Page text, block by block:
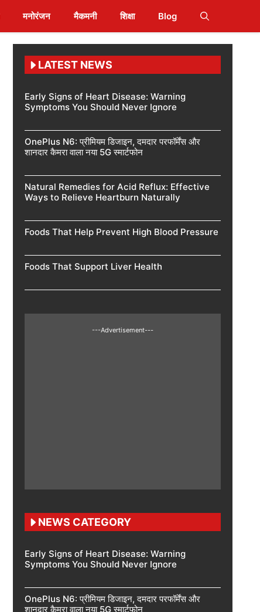
मनोरंजन मैकमनी शिक्षा Blog
LATEST NEWS
Early Signs of Heart Disease: Warning
Symptoms You Should Never Ignore
OnePlus N6: प्रीमियम डिजाइन, दमदार परफॉर्मेंस और
शानदार कैमरा वाला नया 5G स्मार्टफोन
Natural Remedies for Acid Reflux: Effective
Ways to Relieve Heartburn Naturally
Foods That Help Prevent High Blood Pressure
Foods That Support Liver Health
---Advertisement---
NEWS CATEGORY
Early Signs of Heart Disease: Warning
Symptoms You Should Never Ignore
OnePlus N6: प्रीमियम डिजाइन, दमदार परफॉर्मेंस और
शानदार कैमरा वाला नया 5G स्मार्टफोन